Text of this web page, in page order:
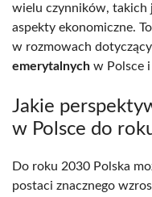
wielu czynników, takich
aspekty ekonomiczne.
w rozmowach
emerytalnych w Polsce
Jakie
w Polsce do
Do roku 2030 Polska
postaci znacznego